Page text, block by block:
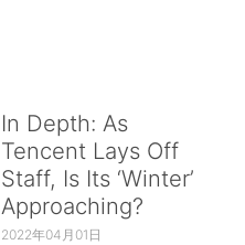
In Depth: As
Tencent Lays Off
Staff, Is Its ‘Winter’
Approaching?
2022年04月01日